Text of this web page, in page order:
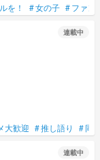
を！ #女の子 #ファン
連載中
大歓迎 #推し語り #同
連載中